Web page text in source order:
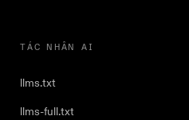
TÁC NHÂN AI
llms.txt
llms-full.txt